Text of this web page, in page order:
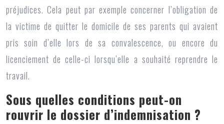
préjudices. Cela peut par exemple concerner l’obligation de
la victime de quitter le domicile de ses parents qui avaient
pris soin d’elle lors de sa convalescence, ou encore du
licenciement de celle-ci lorsqu’elle a souhaité reprendre le
travail.
Sous quelles conditions peut-on
rouvrir le dossier d’indemnisation ?